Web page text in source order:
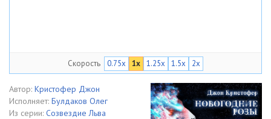
Скорость 0.75x 1x 1.25x 1.5x 2x
Автор: Кристофер Джон
Исполняет: Булдаков Олег
Из серии: Созвездие Льва